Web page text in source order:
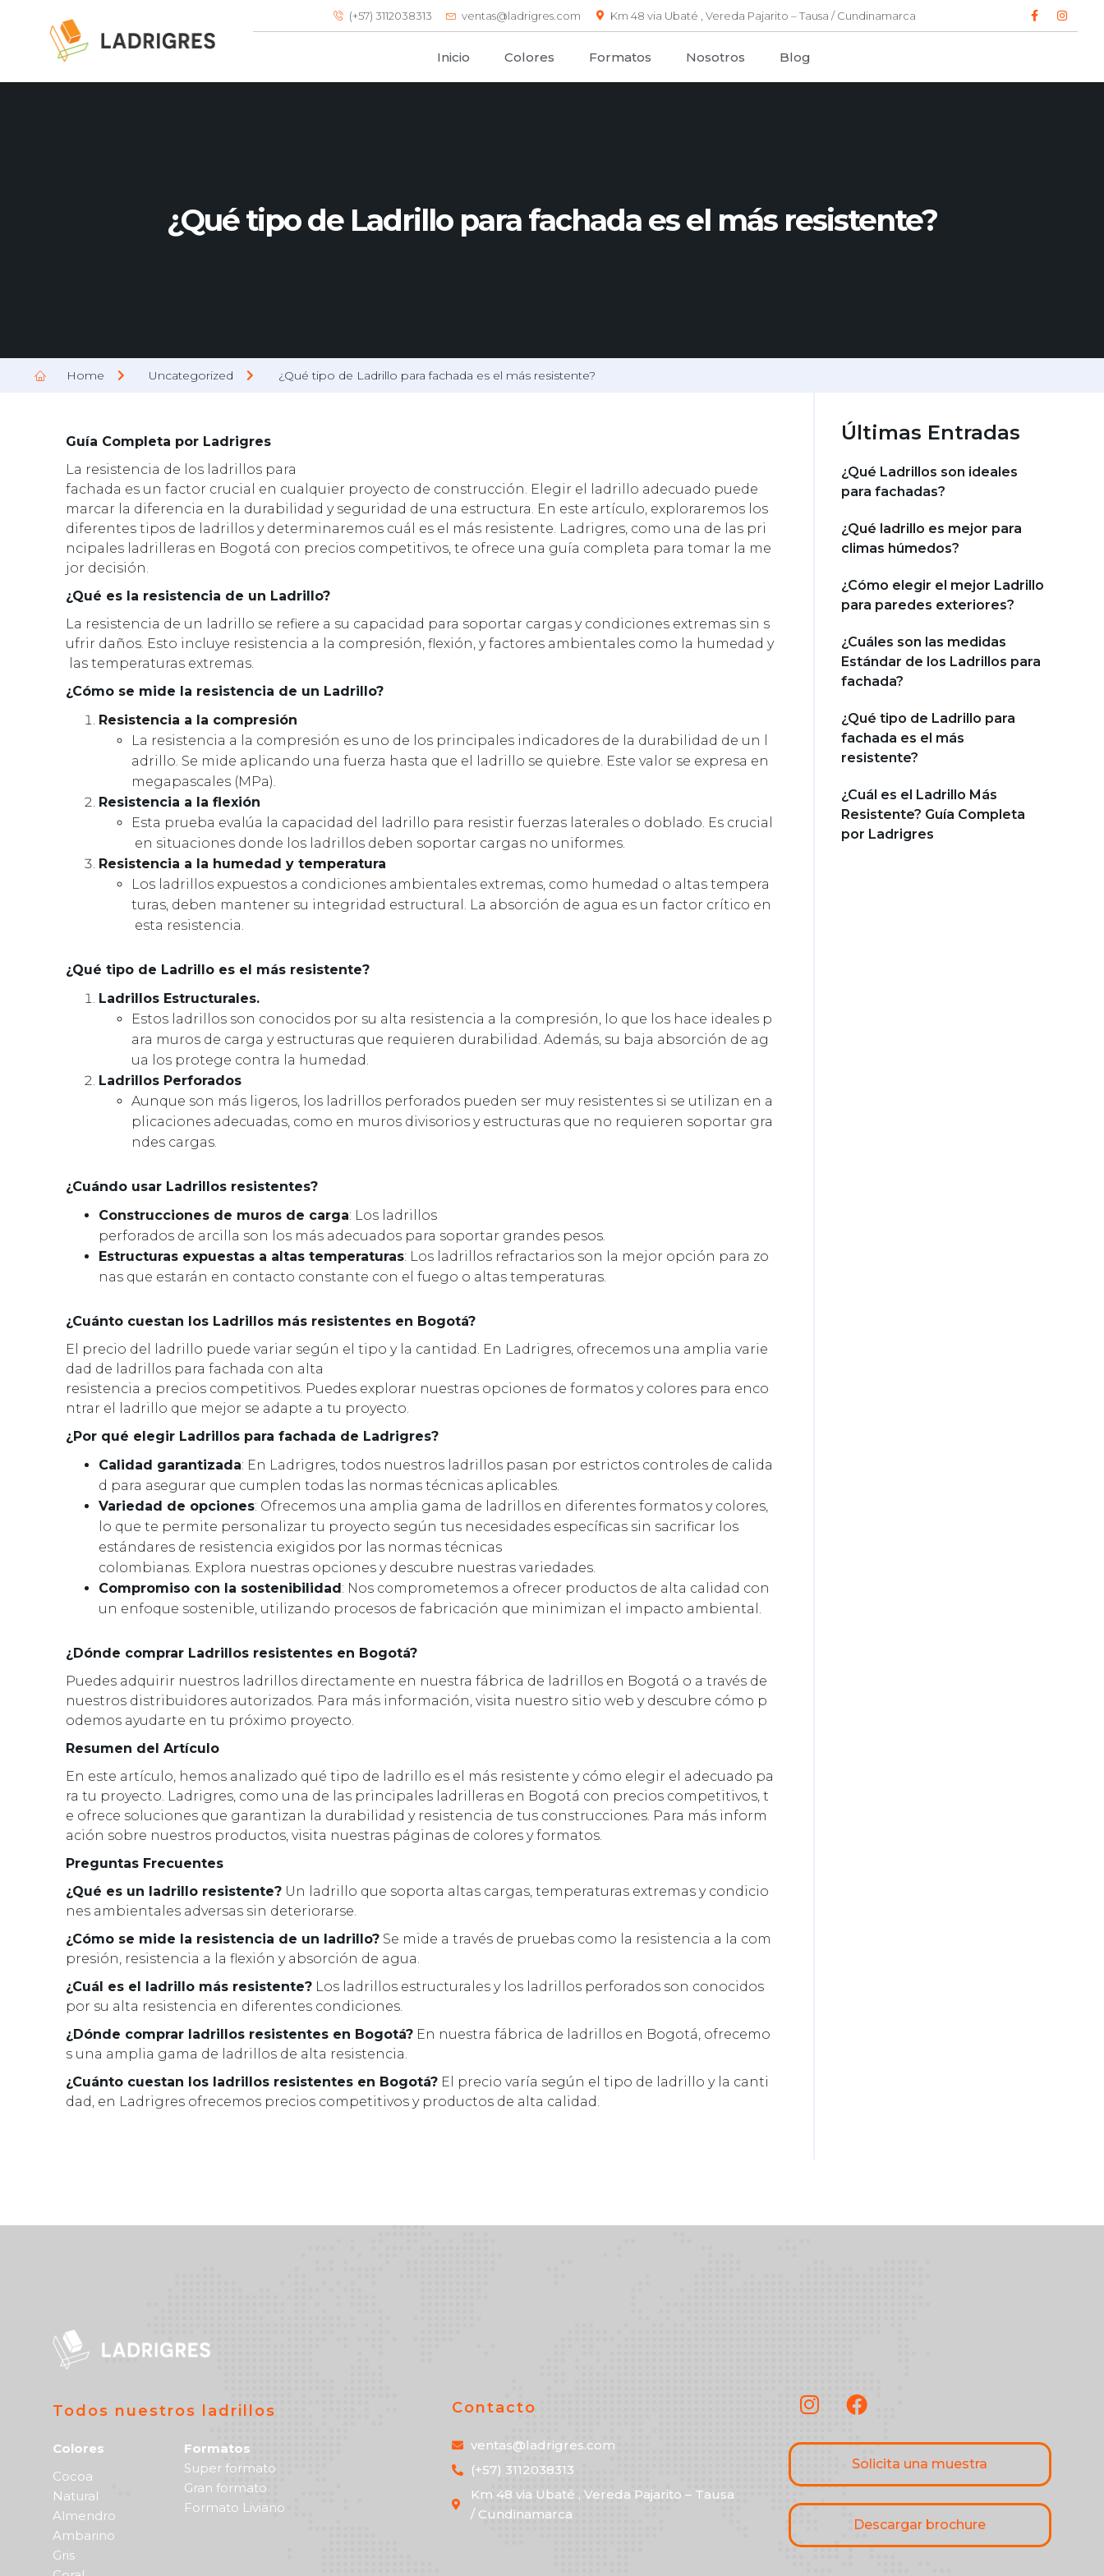
(+57) 3112038313 ventas@ladrigres.com Km 48 via Ubaté , Vereda Pajarito – Tausa / Cundinamarca
Inicio Colores Formatos Nosotros Blog
¿Qué tipo de Ladrillo para fachada es el más resistente?
Home Uncategorized ¿Qué tipo de Ladrillo para fachada es el más resistente?
Guía Completa por Ladrigres
La resistencia de los ladrillos para
fachada es un factor crucial en cualquier proyecto de construcción. Elegir el ladrillo adecuado puede
marcar la diferencia en la durabilidad y seguridad de una estructura. En este artículo, exploraremos los
diferentes tipos de ladrillos y determinaremos cuál es el más resistente. Ladrigres, como una de las pri
ncipales ladrilleras en Bogotá con precios competitivos, te ofrece una guía completa para tomar la me
jor decisión.
¿Qué es la resistencia de un Ladrillo?
La resistencia de un ladrillo se refiere a su capacidad para soportar cargas y condiciones extremas sin s
ufrir daños. Esto incluye resistencia a la compresión, flexión, y factores ambientales como la humedad y
las temperaturas extremas.
¿Cómo se mide la resistencia de un Ladrillo?
Resistencia a la compresión
La resistencia a la compresión es uno de los principales indicadores de la durabilidad de un l
adrillo. Se mide aplicando una fuerza hasta que el ladrillo se quiebre. Este valor se expresa en
megapascales (MPa).
Resistencia a la flexión
Esta prueba evalúa la capacidad del ladrillo para resistir fuerzas laterales o doblado. Es crucial
en situaciones donde los ladrillos deben soportar cargas no uniformes.
Resistencia a la humedad y temperatura
Los ladrillos expuestos a condiciones ambientales extremas, como humedad o altas tempera
turas, deben mantener su integridad estructural. La absorción de agua es un factor crítico en
esta resistencia.
¿Qué tipo de Ladrillo es el más resistente?
Ladrillos Estructurales.
Estos ladrillos son conocidos por su alta resistencia a la compresión, lo que los hace ideales p
ara muros de carga y estructuras que requieren durabilidad. Además, su baja absorción de ag
ua los protege contra la humedad.
Ladrillos Perforados
Aunque son más ligeros, los ladrillos perforados pueden ser muy resistentes si se utilizan en a
plicaciones adecuadas, como en muros divisorios y estructuras que no requieren soportar gra
ndes cargas.
¿Cuándo usar Ladrillos resistentes?
Construcciones de muros de carga: Los ladrillos
perforados de arcilla son los más adecuados para soportar grandes pesos.
Estructuras expuestas a altas temperaturas: Los ladrillos refractarios son la mejor opción para zo
nas que estarán en contacto constante con el fuego o altas temperaturas.
¿Cuánto cuestan los Ladrillos más resistentes en Bogotá?
El precio del ladrillo puede variar según el tipo y la cantidad. En Ladrigres, ofrecemos una amplia varie
dad de ladrillos para fachada con alta
resistencia a precios competitivos. Puedes explorar nuestras opciones de formatos y colores para enco
ntrar el ladrillo que mejor se adapte a tu proyecto.
¿Por qué elegir Ladrillos para fachada de Ladrigres?
Calidad garantizada: En Ladrigres, todos nuestros ladrillos pasan por estrictos controles de calida
d para asegurar que cumplen todas las normas técnicas aplicables.
Variedad de opciones: Ofrecemos una amplia gama de ladrillos en diferentes formatos y colores,
lo que te permite personalizar tu proyecto según tus necesidades específicas sin sacrificar los
estándares de resistencia exigidos por las normas técnicas
colombianas. Explora nuestras opciones y descubre nuestras variedades.
Compromiso con la sostenibilidad: Nos comprometemos a ofrecer productos de alta calidad con
un enfoque sostenible, utilizando procesos de fabricación que minimizan el impacto ambiental.
¿Dónde comprar Ladrillos resistentes en Bogotá?
Puedes adquirir nuestros ladrillos directamente en nuestra fábrica de ladrillos en Bogotá o a través de
nuestros distribuidores autorizados. Para más información, visita nuestro sitio web y descubre cómo p
odemos ayudarte en tu próximo proyecto.
Resumen del Artículo
En este artículo, hemos analizado qué tipo de ladrillo es el más resistente y cómo elegir el adecuado pa
ra tu proyecto. Ladrigres, como una de las principales ladrilleras en Bogotá con precios competitivos, t
e ofrece soluciones que garantizan la durabilidad y resistencia de tus construcciones. Para más inform
ación sobre nuestros productos, visita nuestras páginas de colores y formatos.
Preguntas Frecuentes
¿Qué es un ladrillo resistente? Un ladrillo que soporta altas cargas, temperaturas extremas y condicio
nes ambientales adversas sin deteriorarse.
¿Cómo se mide la resistencia de un ladrillo? Se mide a través de pruebas como la resistencia a la com
presión, resistencia a la flexión y absorción de agua.
¿Cuál es el ladrillo más resistente? Los ladrillos estructurales y los ladrillos perforados son conocidos
por su alta resistencia en diferentes condiciones.
¿Dónde comprar ladrillos resistentes en Bogotá? En nuestra fábrica de ladrillos en Bogotá, ofrecemo
s una amplia gama de ladrillos de alta resistencia.
¿Cuánto cuestan los ladrillos resistentes en Bogotá? El precio varía según el tipo de ladrillo y la canti
dad, en Ladrigres ofrecemos precios competitivos y productos de alta calidad.
Últimas Entradas
¿Qué Ladrillos son ideales
para fachadas?
¿Qué ladrillo es mejor para
climas húmedos?
¿Cómo elegir el mejor Ladrillo
para paredes exteriores?
¿Cuáles son las medidas
Estándar de los Ladrillos para
fachada?
¿Qué tipo de Ladrillo para
fachada es el más
resistente?
¿Cuál es el Ladrillo Más
Resistente? Guía Completa
por Ladrigres
Todos nuestros ladrillos
Colores
Cocoa
Natural
Almendro
Ambarino
Gris
Formatos
Super formato
Gran formato
Formato Liviano
Contacto
ventas@ladrigres.com
(+57) 3112038313
Km 48 via Ubaté , Vereda Pajarito – Tausa
/ Cundinamarca
Solicita una muestra
Descargar brochure